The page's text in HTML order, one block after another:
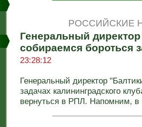
РОССИЙСКИЕ
Генеральный
собираемся бороться
23:28:12
Генеральный директор
задачах калининградского
вернуться в РПЛ. Напомним, в